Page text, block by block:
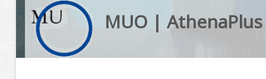
MUO | AthenaPlus